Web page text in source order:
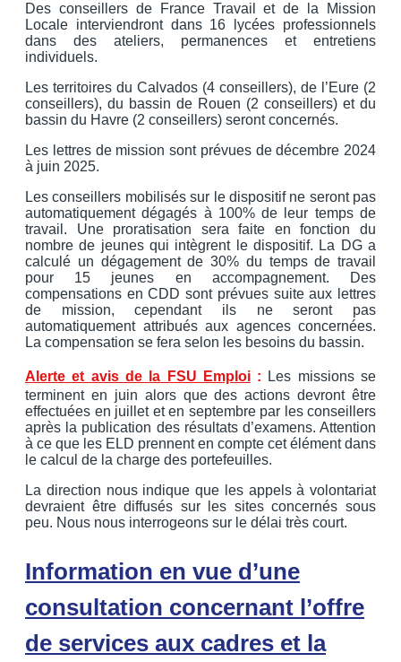
Des conseillers de France Travail et de la Mission
Locale interviendront dans 16 lycées professionnels
dans des ateliers, permanences et entretiens
individuels.
Les territoires du Calvados (4 conseillers), de l’Eure (2
conseillers), du bassin de Rouen (2 conseillers) et du
bassin du Havre (2 conseillers) seront concernés.
Les lettres de mission sont prévues de décembre 2024
à juin 2025.
Les conseillers mobilisés sur le dispositif ne seront pas
automatiquement dégagés à 100% de leur temps de
travail. Une proratisation sera faite en fonction du
nombre de jeunes qui intègrent le dispositif. La DG a
calculé un dégagement de 30% du temps de travail
pour 15 jeunes en accompagnement. Des
compensations en CDD sont prévues suite aux lettres
de mission, cependant ils ne seront pas
automatiquement attribués aux agences concernées.
La compensation se fera selon les besoins du bassin.
Alerte et avis de la FSU Emploi:
Les missions se
terminent en juin alors que des actions devront être
effectuées en juillet et en septembre par les conseillers
après la publication des résultats d’examens. Attention
à ce que les ELD prennent en compte cet élément dans
le calcul de la charge des portefeuilles.
La direction nous indique que les appels à volontariat
devraient être diffusés sur les sites concernés sous
peu. Nous nous interrogeons sur le délai très court.
Information en vue d’une
consultation concernant l’offre
de services aux cadres et la